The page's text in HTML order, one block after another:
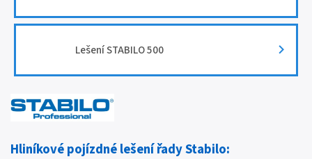
Lešení STABILO 500
Hliníkové pojízdné lešení řady Stabilo: